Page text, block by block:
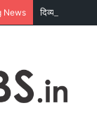
News दिव्यांग भृत्य ने